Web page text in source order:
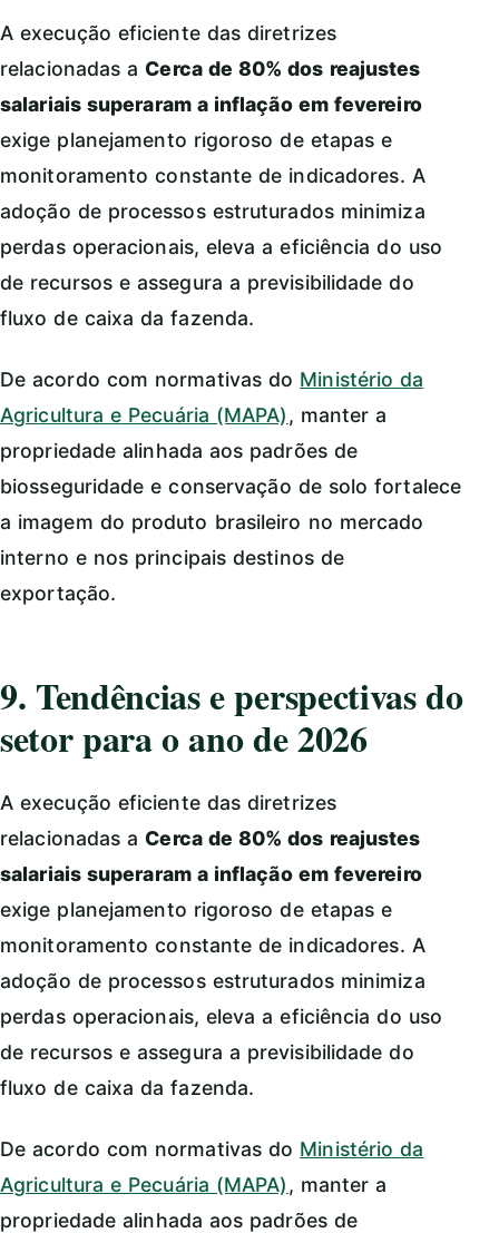
A execução eficiente das diretrizes
relacionadas aCerca de 80% dos reajustes
salariais superaram a inflação em fevereiro
exige planejamento rigoroso de etapas e
monitoramento constante de indicadores. A
adoção de processos estruturados minimiza
perdas operacionais, eleva a eficiência do uso
de recursos e assegura a previsibilidade do
fluxo de caixa da fazenda.
De acordo com normativas do Ministério da
Agricultura e Pecuária (MAPA), manter a
propriedade alinhada aos padrões de
biosseguridade e conservação de solo fortalece
a imagem do produto brasileiro no mercado
interno e nos principais destinos de
exportação.
9. Tendências e perspectivas do
setor para o ano de 2026
A execução eficiente das diretrizes
relacionadas aCerca de 80% dos reajustes
salariais superaram a inflação em fevereiro
exige planejamento rigoroso de etapas e
monitoramento constante de indicadores. A
adoção de processos estruturados minimiza
perdas operacionais, eleva a eficiência do uso
de recursos e assegura a previsibilidade do
fluxo de caixa da fazenda.
De acordo com normativas do Ministério da
Agricultura e Pecuária (MAPA), manter a
propriedade alinhada aos padrões de